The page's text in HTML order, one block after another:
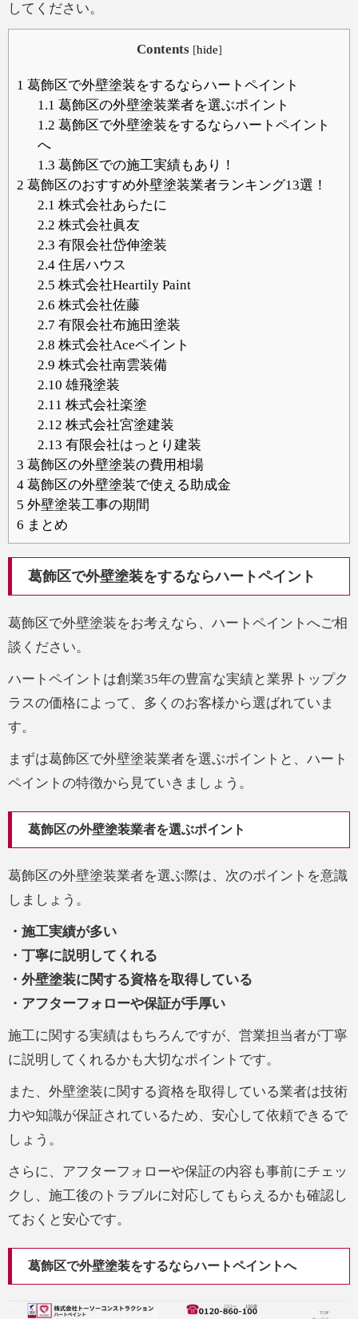
してください。
Contents [hide]
1 葛飾区で外壁塗装をするならハートペイント
1.1 葛飾区の外壁塗装業者を選ぶポイント
1.2 葛飾区で外壁塗装をするならハートペイント
へ
1.3 葛飾区での施工実績もあり！
2 葛飾区のおすすめ外壁塗装業者ランキング13選！
2.1 株式会社あらたに
2.2 株式会社眞友
2.3 有限会社岱伸塗装
2.4住居ハウス
2.5 株式会社Heartily Paint
2.6 株式会社佐藤
2.7 有限会社布施田塗装
2.8 株式会社Aceペイント
2.9 株式会社南雲装備
2.10 雄飛塗装
2.11 株式会社楽塗
2.12 株式会社宮塗建装
2.13 有限会社はっとり建装
3 葛飾区の外壁塗装の費用相場
4 葛飾区の外壁塗装で使える助成金
5 外壁塗装工事の期間
6 まとめ
葛飾区で外壁塗装をするならハートペイント
葛飾区で外壁塗装をお考えなら、ハートペイントへご相
談ください。
ハートペイントは創業35年の豊富な実績と業界トップク
ラスの価格によって、多くのお客様から選ばれていま
す。
まずは葛飾区で外壁塗装業者を選ぶポイントと、ハート
ペイントの特徴から見ていきましょう。
葛飾区の外壁塗装業者を選ぶポイント
葛飾区の外壁塗装業者を選ぶ際は、次のポイントを意識
しましょう。
・施工実績が多い
・丁寧に説明してくれる
・外壁塗装に関する資格を取得している
・アフターフォローや保証が手厚い
施工に関する実績はもちろんですが、営業担当者が丁寧
に説明してくれるかも大切なポイントです。
また、外壁塗装に関する資格を取得している業者は技術
力や知識が保証されているため、安心して依頼できるで
しょう。
さらに、アフターフォローや保証の内容も事前にチェッ
クし、施工後のトラブルに対応してもらえるかも確認し
ておくと安心です。
葛飾区で外壁塗装をするならハートペイントへ